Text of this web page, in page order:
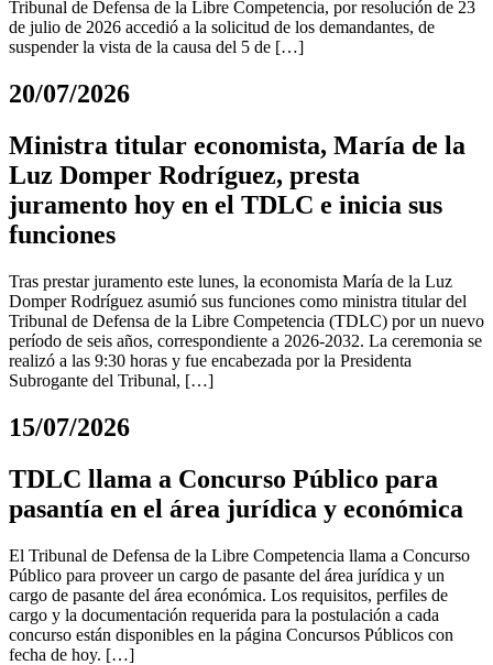
Tribunal de Defensa de la Libre Competencia, por resolución de 23
de julio de 2026 accedió a la solicitud de los demandantes, de
suspender la vista de la causa del 5 de […]
20/07/2026
Ministra titular economista, María de la
Luz Domper Rodríguez, presta
juramento hoy en el TDLC e inicia sus
funciones
Tras prestar juramento este lunes, la economista María de la Luz
Domper Rodríguez asumió sus funciones como ministra titular del
Tribunal de Defensa de la Libre Competencia (TDLC) por un nuevo
período de seis años, correspondiente a 2026-2032. La ceremonia se
realizó a las 9:30 horas y fue encabezada por la Presidenta
Subrogante del Tribunal, […]
15/07/2026
TDLC llama a Concurso Público para
pasantía en el área jurídica y económica
El Tribunal de Defensa de la Libre Competencia llama a Concurso
Público para proveer un cargo de pasante del área jurídica y un
cargo de pasante del área económica. Los requisitos, perfiles de
cargo y la documentación requerida para la postulación a cada
concurso están disponibles en la página Concursos Públicos con
fecha de hoy. […]